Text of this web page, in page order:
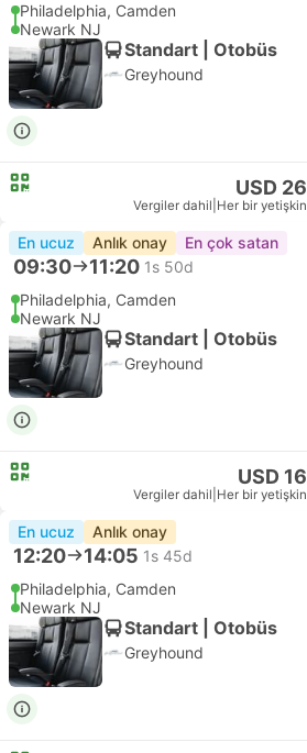
Philadelphia, Camden
Newark NJ
Standart | Otobüs
Greyhound
USD 26
Vergiler dahil Her bir yetişkin
En ucuz Anlık onay En çok satan
09:30 11:20 1s 50d
Philadelphia, Camden
Newark NJ
Standart | Otobüs
Greyhound
USD 16
Vergiler dahil Her bir yetişkin
En ucuz Anlık onay
12:20 14:05 1s 45d
Philadelphia, Camden
Newark NJ
Standart | Otobüs
Greyhound